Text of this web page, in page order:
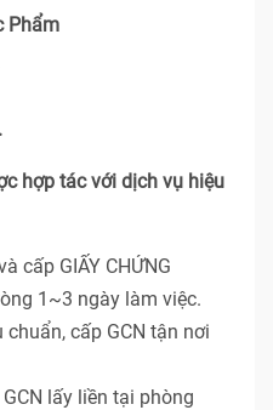
Phẩm
hợp tác với dịch vụ hiệu
cấp GIẤY CHỨNG
1~3 ngày làm việc.
cấp GCN tận nơi
lấy liền tại phòng